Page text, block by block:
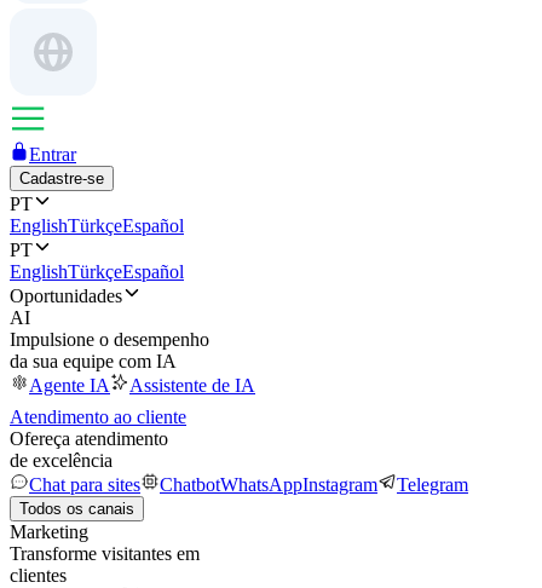
Entrar
Cadastre-se
PT
EnglishTürkçeEspañol
PT
EnglishTürkçeEspañol
Oportunidades
AI
Impulsione o desempenho
da sua equipe com IA
Agente IA
Assistente de IA
Atendimento ao cliente
Ofereça atendimento
de excelência
Chat para sites
ChatbotWhatsAppInstagram Telegram
Todos os canais
Marketing
Transforme visitantes em
clientes